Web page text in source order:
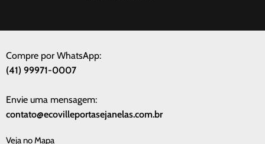
Compre por WhatsApp:
(41) 99971-0007
Envie uma mensagem:
contato@ecovilleportasejanelas.com.br
Veja no Mapa